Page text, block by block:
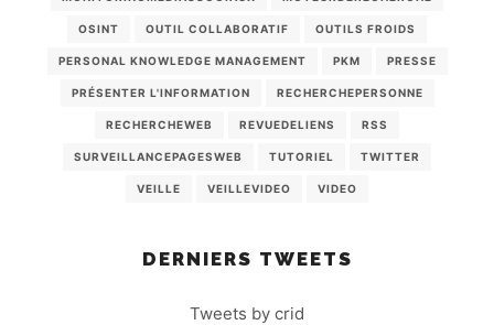
OSINT OUTIL COLLABORATIF OUTILS FROIDS
PERSONAL KNOWLEDGE MANAGEMENT PKM PRESSE
PRÉSENTER L'INFORMATION RECHERCHEPERSONNE
RECHERCHEWEB REVUEDELIENS RSS
SURVEILLANCEPAGESWEB TUTORIEL TWITTER
VEILLE VEILLEVIDEO VIDEO
DERNIERS TWEETS
Tweets by crid